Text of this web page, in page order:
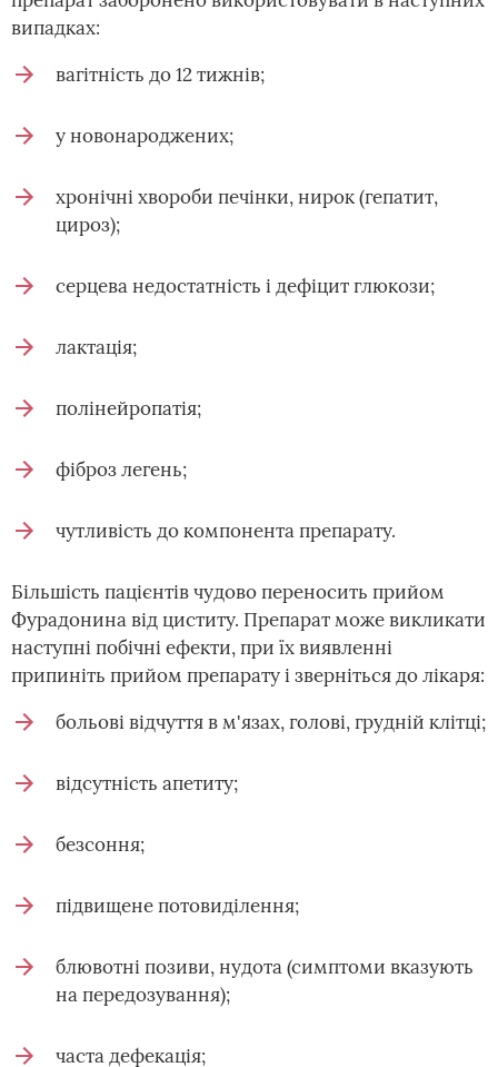
випадках:
вагітність до 12 тижнів;
у новонароджених;
хронічні хвороби печінки, нирок (гепатит,
цироз);
серцева недостатність і дефіцит глюкози;
лактація;
полінейропатія;
фіброз легень;
чутливість до компонента препарату.
Більшість пацієнтів чудово переносить прийом
Фурадонина від циститу. Препарат може викликати
наступні побічні ефекти, при їх виявленні
припиніть прийом препарату і зверніться до лікаря:
больові відчуття в м'язах, голові, грудній клітці;
відсутність апетиту;
безсоння;
підвищене потовиділення;
блювотні позиви, нудота (симптоми вказують
на передозування);
часта дефекація;